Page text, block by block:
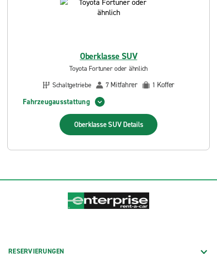
Oberklasse SUV
Toyota Fortuner oder ähnlich
Schaltgetriebe
7 Mitfahrer 1 Koffer
Fahrzeugausstattung
Oberklasse SUV Details
RESERVIERUNGEN